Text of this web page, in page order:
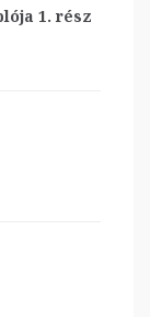
1. rész